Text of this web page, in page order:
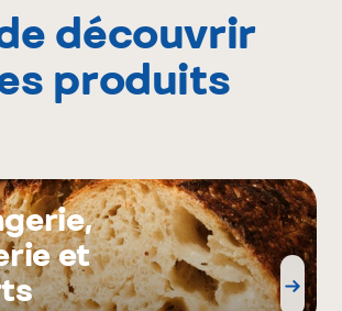
découvrir
produits
et